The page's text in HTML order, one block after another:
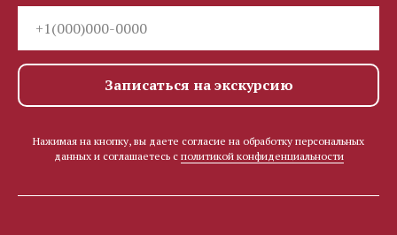
Записаться на экскурсию
Нажимая на кнопку, вы даете согласие на обработку персональных
данных и соглашаетесь c политикой конфиденциальности